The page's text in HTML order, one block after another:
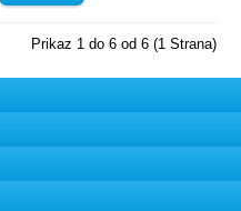
Prikaz 1 do 6 od 6 (1 Strana)